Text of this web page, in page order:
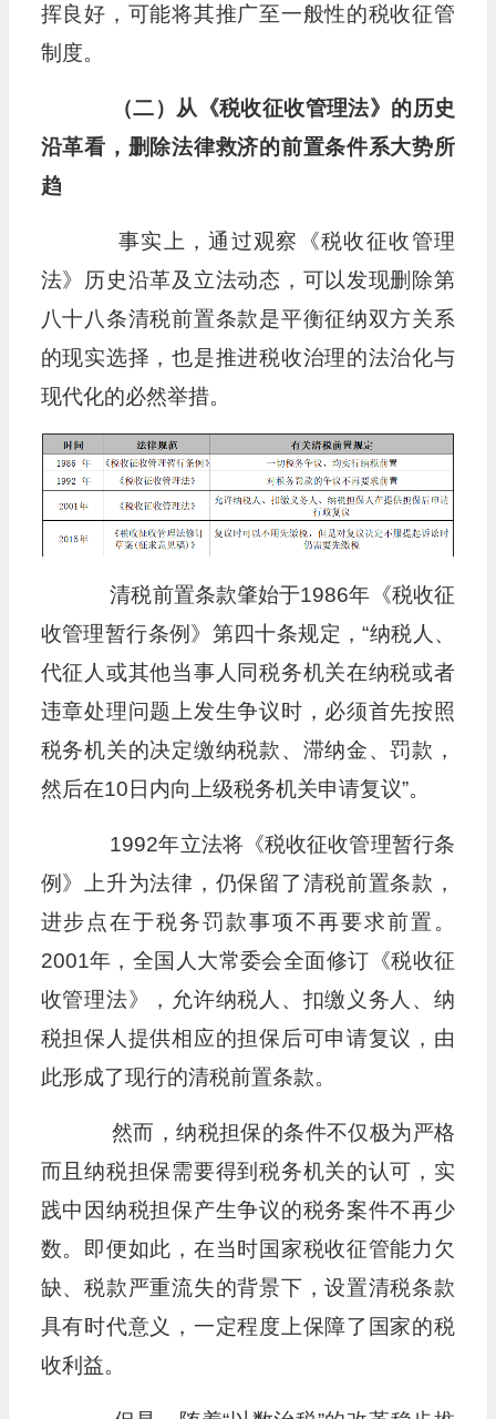
挥良好，可能将其推广至一般性的税收征管
制度。
（二）从《税收征收管理法》的历史
沿革看，删除法律救济的前置条件系大势所
趋
事实上，通过观察《税收征收管理
法》历史沿革及立法动态，可以发现删除第
八十八条清税前置条款是平衡征纳双方关系
的现实选择，也是推进税收治理的法治化与
现代化的必然举措。
清税前置条款肇始于1986年《税收征
收管理暂行条例》第四十条规定，“纳税人、
代征人或其他当事人同税务机关在纳税或者
违章处理问题上发生争议时，必须首先按照
税务机关的决定缴纳税款、滞纳金、罚款，
然后在10日内向上级税务机关申请复议”。
1992年立法将《税收征收管理暂行条
例》上升为法律，仍保留了清税前置条款，
进步点在于税务罚款事项不再要求前置。
2001年，全国人大常委会全面修订《税收征
收管理法》，允许纳税人、扣缴义务人、纳
税担保人提供相应的担保后可申请复议，由
此形成了现行的清税前置条款。
然而，纳税担保的条件不仅极为严格
而且纳税担保需要得到税务机关的认可，实
践中因纳税担保产生争议的税务案件不再少
数。即便如此，在当时国家税收征管能力欠
缺、税款严重流失的背景下，设置清税条款
具有时代意义，一定程度上保障了国家的税
收利益。